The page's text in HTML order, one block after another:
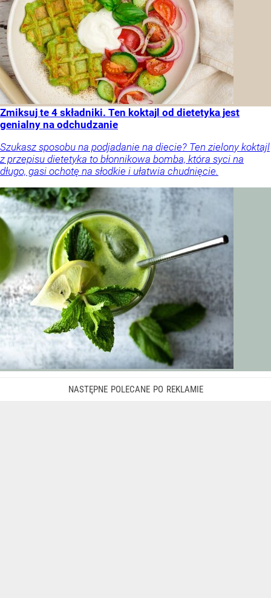
Zmiksuj te 4 składniki. Ten koktajl od dietetyka jest
genialny na odchudzanie
Szukasz sposobu na podjadanie na diecie? Ten zielony koktajl
z przepisu dietetyka to błonnikowa bomba, która syci na
długo, gasi ochotę na słodkie i ułatwia chudnięcie.